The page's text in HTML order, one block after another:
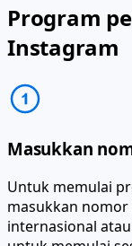
Program
Instagram
Masukkan
Untuk memulai
masukkan
internasional